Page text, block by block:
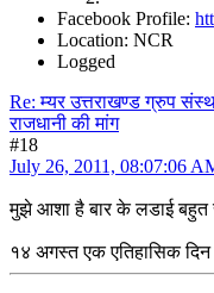
Facebook Profile:
Location: NCR
Logged
Re: म्यर उत्तराखण्ड ग्रुप
राजधानी की मांग
#18
July 26, 2011, 08:07:06
मुझे आशा है बार के लडाई बहुत
१४ अगस्त एक एतिहासिक दिन